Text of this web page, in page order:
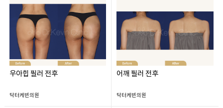
우아힙 필러 전후
닥터케빈의원
어깨 필러 전후
닥터케빈의원